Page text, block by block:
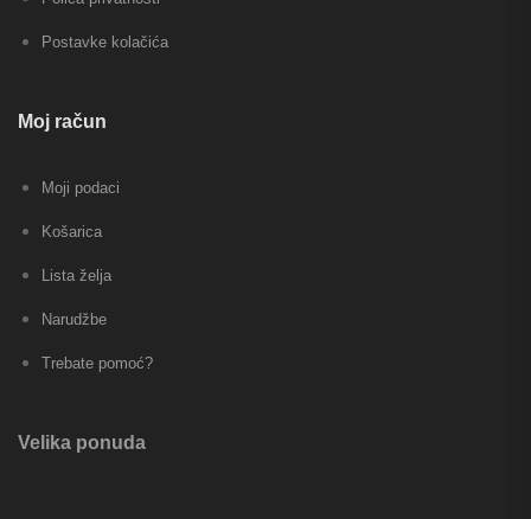
Postavke kolačića
Moj račun
Moji podaci
Košarica
Lista želja
Narudžbe
Trebate pomoć?
Velika ponuda